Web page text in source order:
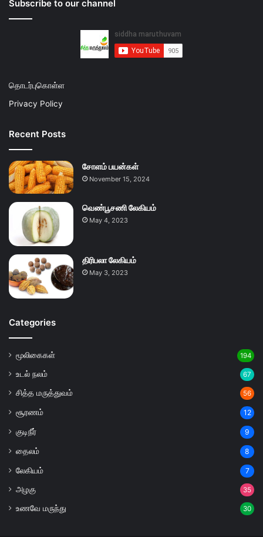
Subscribe to our channel
தொடர்புகொள்ள
Privacy Policy
Recent Posts
சோளம் பயன்கள்
November 15, 2024
வெண்பூசணி லேகியம்
May 4, 2023
திரிபலா லேகியம்
May 3, 2023
Categories
மூலிகைகள் 194
உடல் நலம் 67
சித்த மருத்துவம் 56
சூரணம் 12
குடிநீர் 9
தைலம் 8
லேகியம் 7
அழகு 35
உணவே மருந்து 30